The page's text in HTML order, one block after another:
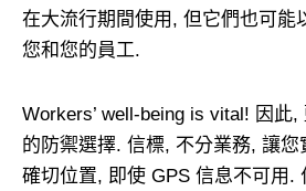
在大流行期間使用, 但它們也可能
您和您的員工.
Workers’ well-being is vital! 因此,
的防禦選擇. 信標, 不分業務, 讓您
確切位置, 即使 GPS 信息不可用.